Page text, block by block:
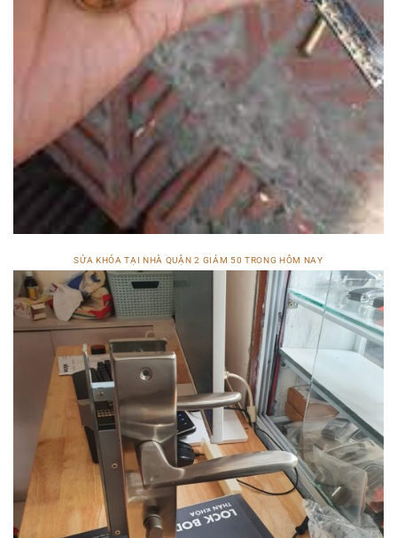
SỬA KHÓA TẠI NHÀ QUẬN 2 GIẢM 50 TRONG HÔM NAY